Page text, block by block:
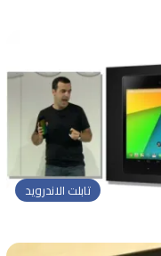
تابلت الاندرويد